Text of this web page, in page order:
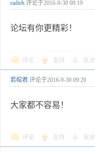
radieh 评论于2016-9-30 09:19
论坛有你更精彩！
评论 支持 反对
若绾君 评论于2016-9-30 09:20
大家都不容易！
评论 支持 反对